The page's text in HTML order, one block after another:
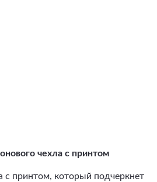
чехла с принтом
с принтом, который подчеркнет